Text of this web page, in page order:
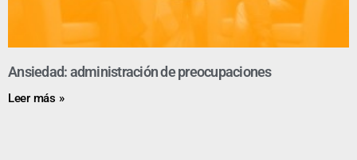
Ansiedad: administración de preocupaciones
Leer más »